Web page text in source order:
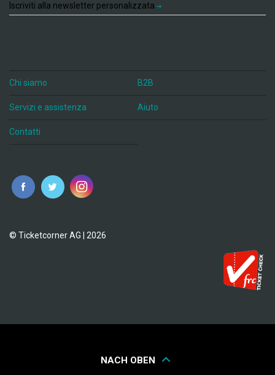
Iscriviti alla newsletter personalizzata
Chi siamo B2B
Servizi e assistenza Aiuto
Contatti
© Ticketcorner AG | 2026
NACH OBEN